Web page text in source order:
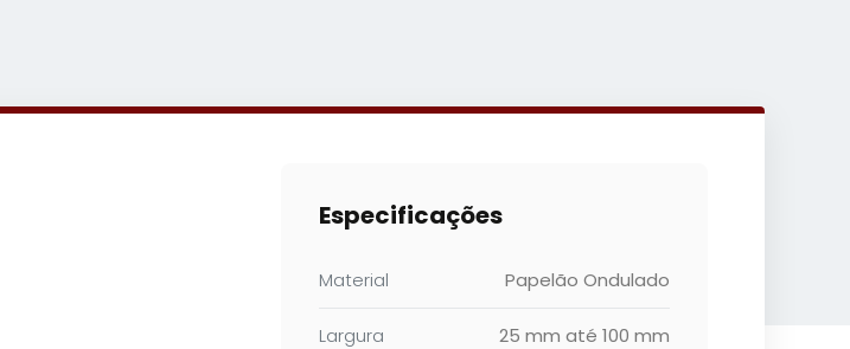
Especificações
Material Papelão Ondulado
Largura 25 mm até 100 mm